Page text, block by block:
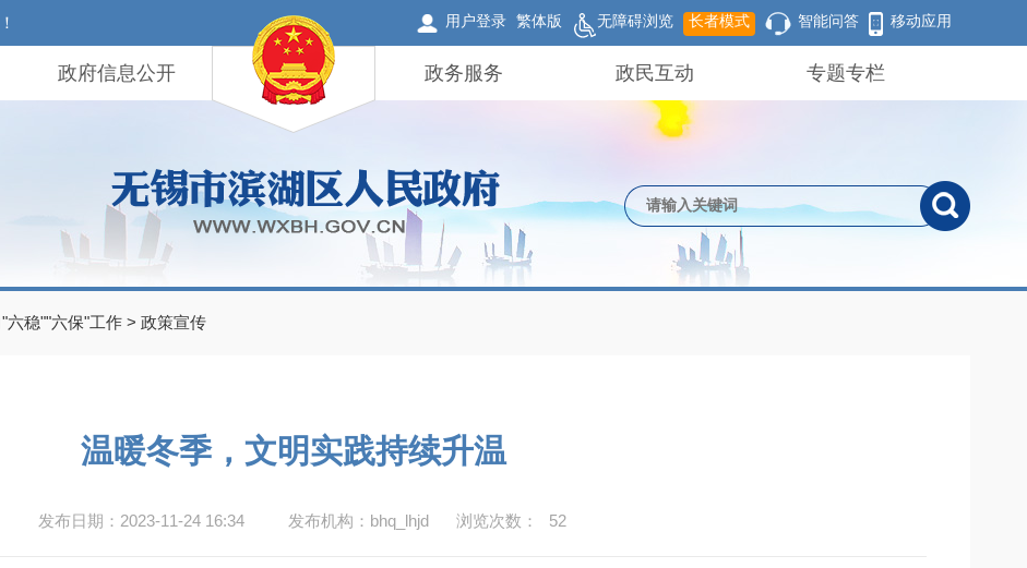
用户登录 繁体版 无障碍浏览 长者模式 智能问答 移动应用
政府信息公开 政务服务 政民互动 专题专栏
六稳""六保"工作 > 政策宣传
温暖冬季，文明实践持续升温
发布日期：2023-11-24 16:34 发布机构：bhq_lhjd 浏览次数： 52